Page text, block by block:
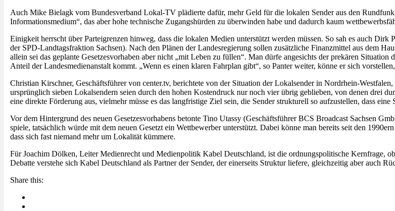
Auch Mike Bielagk vom Bundesverband Lokal-TV plädierte dafür, mehr Geld für die lokalen Sender aus den
Informationsmedium“, das aber hohe technische Zugangshürden zu überwinden habe und dadurch kaum
Einigkeit herrscht über Parteigrenzen hinweg, dass die lokalen Medien unterstützt werden müssen. So sah es auch
der SPD-Landtagsfraktion Sachsen). Nach den Plänen der Landesregierung sollen zusätzliche Finanzmittel aus dem
allein sei das geplante Gesetzesvorhaben aber nicht „mit Leben zu füllen“. Man dürfe angesichts der prekären
Anteil der Landesmedienanstalt kommt. „Wenn es einen klaren Fahrplan gibt“, so Panter weiter, könne er sich
Christian Kirschner, Geschäftsführer von center.tv, berichtete von der Situation der Lokalsender in Nordrhein-
ursprünglich sieben Lokalsendern seien durch den hohen Kostendruck nur noch vier übrig geblieben, von denen drei
eine direkte Förderung aus, vielmehr müsse es das langfristige Ziel sein, die Sender strukturell so aufzustellen, dass
Vor dem Hintergrund des neuen Gesetzesvorhabens betonte Tino Utassy (Geschäftsführer BCS Broadcast Sachsen
spiele, tatsächlich würde mit dem neuen Gesetzt ein Wettbewerber unterstützt. Dabei könne man bereits seit den
dass sich fast niemand mehr um Lokalität kümmere.
Für Joachim Dölken, Leiter Medienrecht und Medienpolitik Kabel Deutschland, ist die ordnungspolitische Kernfrage,
Debatte verstehe sich Kabel Deutschland als Partner der Sender, der einerseits Struktur liefere, gleichzeitig aber auch
Share this: